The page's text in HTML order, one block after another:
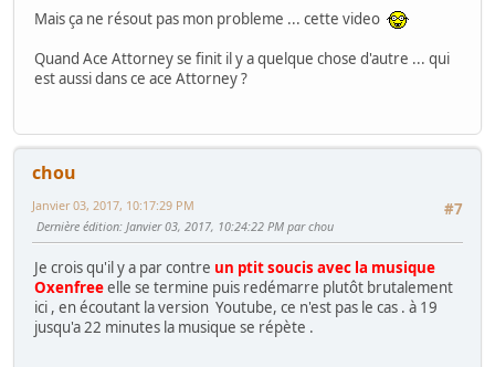
Mais ça ne résout pas mon probleme ... cette video
Quand Ace Attorney se finit il y a quelque chose d'autre ... qui
est aussi dans ce ace Attorney ?
chou
#7
Janvier 03, 2017, 10:17:29 PM
Dernière édition: Janvier 03, 2017, 10:24:22 PM par chou
Je crois qu'il y a par contre un ptit soucis avec la musique
Oxenfreeelle se termine puis redémarre plutôt brutalement
ici , en écoutant la version Youtube, ce n'est pas le cas . à 19
jusqu'a 22 minutes la musique se répète .